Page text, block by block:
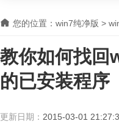
您的位置： win7纯净版 >
教你如何找回
的已安装程序
更新日期： 2015-03-01